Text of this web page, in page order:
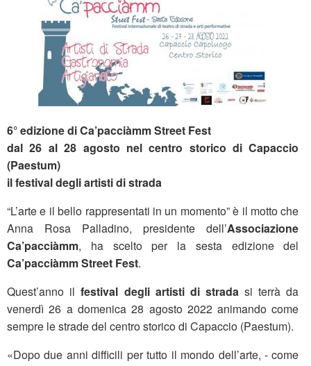
6° edizione di Ca’pacciàmm Street Fest
dal 26 al 28 agosto nel centro storico di Capaccio
(Paestum)
il festival degli artisti di strada
“L’arte e il bello rappresentati in un momento” è il motto che
Anna Rosa Palladino, presidente dell’Associazione
Ca’pacciàmm, ha scelto per la sesta edizione del
Ca’pacciàmm Street Fest.
Quest’anno ilfestival degli artisti di strada si terrà da
venerdì 26 a domenica 28 agosto 2022 animando come
sempre le strade del centro storico di Capaccio (Paestum).
«Dopo due anni difficili per tutto il mondo dell’arte, - come